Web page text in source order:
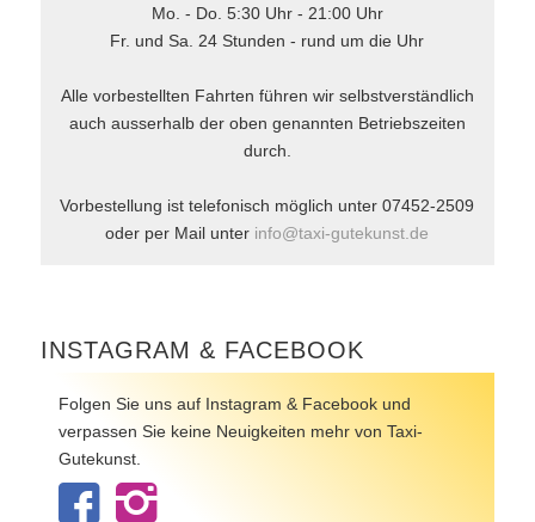
Mo. - Do. 5:30 Uhr - 21:00 Uhr
Fr. und Sa. 24 Stunden - rund um die Uhr
Alle vorbestellten Fahrten führen wir selbstverständlich
auch ausserhalb der oben genannten Betriebszeiten
durch.
Vorbestellung ist telefonisch möglich unter 07452-2509
oder per Mail unter info@taxi-gutekunst.de
INSTAGRAM & FACEBOOK
Folgen Sie uns auf Instagram & Facebook und
verpassen Sie keine Neuigkeiten mehr von Taxi-
Gutekunst.